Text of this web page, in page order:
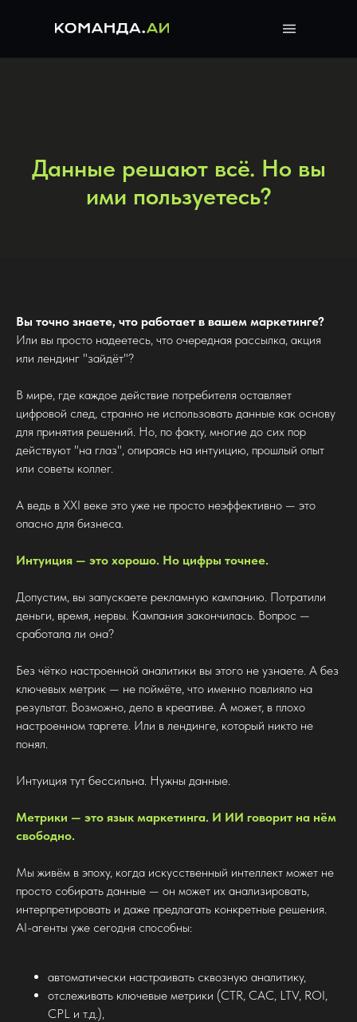
Данные решают всё. Но вы
ими пользуетесь?
Вы точно знаете, что работает в вашем маркетинге?
Или вы просто надеетесь, что очередная рассылка, акция
или лендинг "зайдёт"?
В мире, где каждое действие потребителя оставляет
цифровой след, странно не использовать данные как основу
для принятия решений. Но, по факту, многие до сих пор
действуют "на глаз", опираясь на интуицию, прошлый опыт
или советы коллег.
А ведь в XXI веке это уже не просто неэффективно — это
опасно для бизнеса.
Интуиция — это хорошо. Но цифры точнее.
Допустим, вы запускаете рекламную кампанию. Потратили
деньги, время, нервы. Кампания закончилась. Вопрос —
сработала ли она?
Без чётко настроенной аналитики вы этого не узнаете. А без
ключевых метрик — не поймёте, что именно повлияло на
результат. Возможно, дело в креативе. А может, в плохо
настроенном таргете. Или в лендинге, который никто не
понял.
Интуиция тут бессильна. Нужны данные.
Метрики — это язык маркетинга. И ИИ говорит на нём
свободно.
Мы живём в эпоху, когда искусственный интеллект может не
просто собирать данные — он может их анализировать,
интерпретировать и даже предлагать конкретные решения.
AI-агенты уже сегодня способны:
автоматически настраивать сквозную аналитику,
отслеживать ключевые метрики (CTR, CAC, LTV, ROI,
CPL и т.д.),